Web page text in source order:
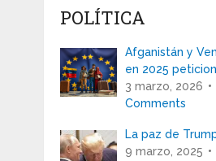
POLÍTICA
Afganistán y
en 2025
3 marzo, 2026
Comments
La paz de
9 marzo, 2025